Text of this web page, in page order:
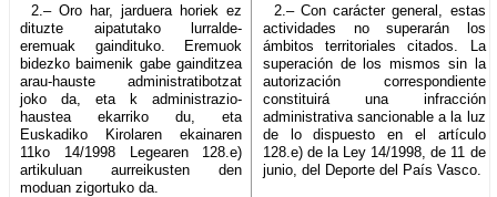
2.– Oro har, jarduera horiek ez
dituzte aipatutako lurralde-
eremuak gaindituko. Eremuok
bidezko baimenik gabe gainditzea
arau-hauste administratibotzat
joko da, eta k administrazio-
haustea ekarriko du, eta
Euskadiko Kirolaren ekainaren
11ko 14/1998 Legearen 128.e)
artikuluan aurreikusten den
moduan zigortuko da.
2.– Con carácter general, estas
actividades no superarán los
ámbitos territoriales citados. La
superación de los mismos sin la
autorización correspondiente
constituirá una infracción
administrativa sancionable a la luz
de lo dispuesto en el artículo
128.e) de la Ley 14/1998, de 11 de
junio, del Deporte del País Vasco.